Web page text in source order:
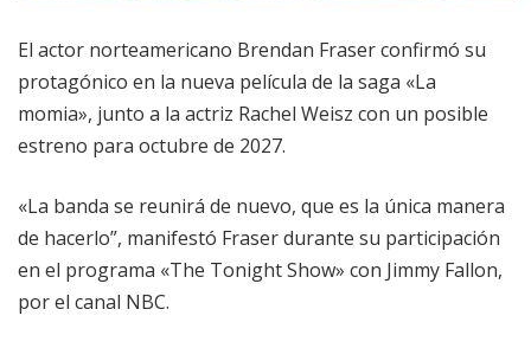
El actor norteamericano Brendan Fraser confirmó su
protagónico en la nueva película de la saga «La
momia», junto a la actriz Rachel Weisz con un posible
estreno para octubre de 2027.
«La banda se reunirá de nuevo, que es la única manera
de hacerlo”, manifestó Fraser durante su participación
en el programa «The Tonight Show» con Jimmy Fallon,
por el canal NBC.